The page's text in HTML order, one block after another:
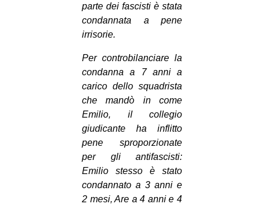
parte dei fascisti è stata
condannata a pene
irrisorie.
Per controbilanciare la
condanna a 7 anni a
carico dello squadrista
che mandò in come
Emilio, il collegio
giudicante ha inflitto
pene sproporzionate
per gli antifascisti:
Emilio stesso è stato
condannato a 3 anni e
2 mesi, Are a 4 anni e 4